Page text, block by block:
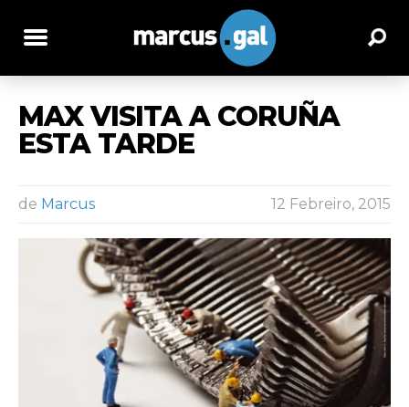
MAX VISITA A CORUÑA
ESTA TARDE
de Marcus 12 Febreiro, 2015